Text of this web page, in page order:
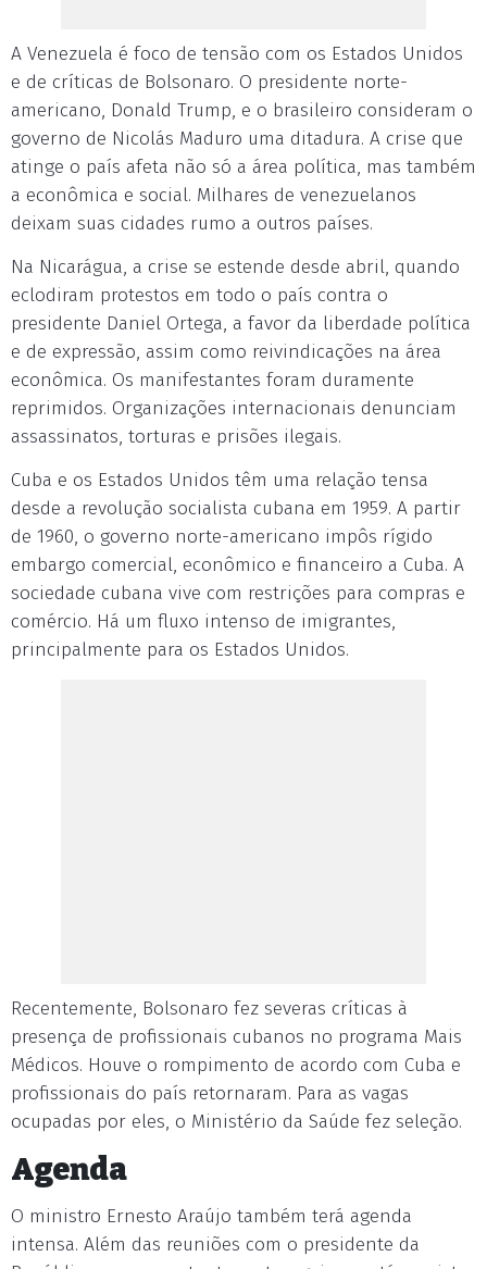
A Venezuela é foco de tensão com os Estados Unidos
e de críticas de Bolsonaro. O presidente norte-
americano, Donald Trump, e o brasileiro consideram o
governo de Nicolás Maduro uma ditadura. A crise que
atinge o país afeta não só a área política, mas também
a econômica e social. Milhares de venezuelanos
deixam suas cidades rumo a outros países.
Na Nicarágua, a crise se estende desde abril, quando
eclodiram protestos em todo o país contra o
presidente Daniel Ortega, a favor da liberdade política
e de expressão, assim como reivindicações na área
econômica. Os manifestantes foram duramente
reprimidos. Organizações internacionais denunciam
assassinatos, torturas e prisões ilegais.
Cuba e os Estados Unidos têm uma relação tensa
desde a revolução socialista cubana em 1959. A partir
de 1960, o governo norte-americano impôs rígido
embargo comercial, econômico e financeiro a Cuba. A
sociedade cubana vive com restrições para compras e
comércio. Há um fluxo intenso de imigrantes,
principalmente para os Estados Unidos.
Recentemente, Bolsonaro fez severas críticas à
presença de profissionais cubanos no programa Mais
Médicos. Houve o rompimento de acordo com Cuba e
profissionais do país retornaram. Para as vagas
ocupadas por eles, o Ministério da Saúde fez seleção.
Agenda
O ministro Ernesto Araújo também terá agenda
intensa. Além das reuniões com o presidente da